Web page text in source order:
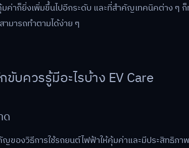
าก็ยิ่งเพิ่มขึ้นไปอีกระดับ และที่สำคัญเทคนิคต่าง ๆ ก็
มารถทำตามได้ง่าย ๆ
บควรรู้มีอะไรบ้าง EV Care
ด
ของวิธีการใช้รถยนต์ไฟฟ้าให้คุ้มค่าและมีประสิทธิภา